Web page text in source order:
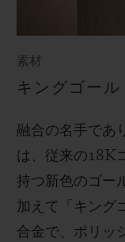
素材
キングゴール
融合の名手であ
は、従来の18K
持つ新色のゴー
加えて「キング
合金で、ポリッ